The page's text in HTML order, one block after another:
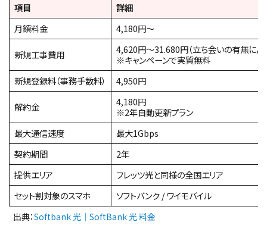
項目
詳細
月額料金
4,180円～
新規工事費用
4,620円～31.680円（立ち会いの有無によ
※キャンペーンで実質無料
新規登録料（事務手数料）
4,950円
解約金
4,180円
※2年自動更新プラン
最大通信速度
最大1Gbps
契約期間
2年
提供エリア
フレッツ光と同様の全国エリア
セット割対象のスマホ
ソフトバンク / ワイモバイル
出典：Softbank 光｜SoftBank 光 料金